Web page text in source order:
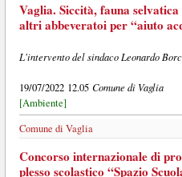
Vaglia. Siccità, fauna
altri abbeveratoi per “aiuto
L'intervento del sindaco Leonardo
19/07/2022 12.05 Comune di Vaglia
[Ambiente]
Comune di Vaglia
Concorso internazionale di
plesso scolastico “Spazio